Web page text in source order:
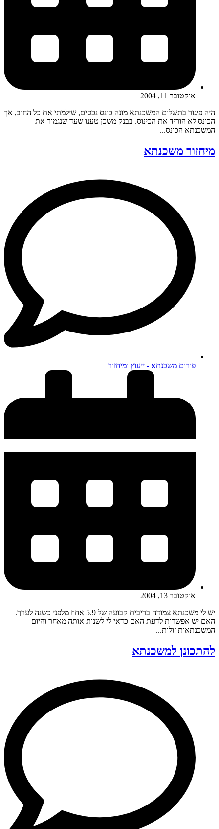
אוקטובר 11, 2004
היה פיגור בתשלום המשכנתא מונה כונס נכסים, שילמתי את כל החוב, אך
הכונס לא הוריד את הכינוס. בבנק משכן טענו שעד שנגמור את
המשכנתא הכונס...
מיחזור משכנתא
פורום משכנתא - ייעוץ ומיחזור
אוקטובר 13, 2004
יש לי משכנתא צמודה בריבית קבועה של 5.9 אחוז מלפני כשנה לערך.
האם יש אפשרות לדעת האם כדאי לי לשנות אותה מאחר והיום
המשכנתאות זולות...
להתכונן למשכנתא